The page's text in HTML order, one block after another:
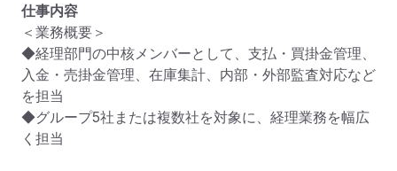
仕事内容
＜業務概要＞
◆経理部門の中核メンバーとして、支払・買掛金管理、
入金・売掛金管理、在庫集計、内部・外部監査対応など
を担当
◆グループ5社または複数社を対象に、経理業務を幅広
く担当